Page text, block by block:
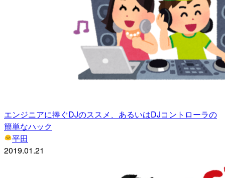
エンジニアに捧ぐDJのススメ、あるいはDJコントローラの
簡単なハック
平田
2019.01.21